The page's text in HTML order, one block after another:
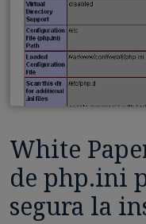
White
de php.ini
segura la